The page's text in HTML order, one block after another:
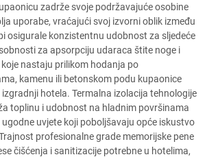
zadrže svoje podržavajuće osobine
uporabe, vraćajući svoj izvorni oblik između
osigurale konzistentnu udobnost za sljedeće
za apsorpciju udaraca štite noge i
nastaju prilikom hodanja po
kamenu ili betonskom podu kupaonice
izgradnji hotela. Termalna izolacija tehnologije
toplinu i udobnost na hladnim površinama
uvjete koji poboljšavaju opće iskustvo
profesionalne grade memorijske pene
čišćenja i sanitizacije potrebne u hotelima,